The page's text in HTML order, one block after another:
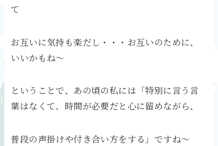
て
お互いに気持も楽だし・・・お互いのために、
いいかもね～
ということで、あの頃の私には「特別に言う言
葉はなくて、時間が必要だと心に留めながら、
普段の声掛けや付き合い方をする」ですね～